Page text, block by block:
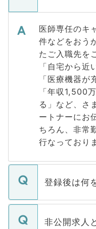
医師専任のキ
件などをおう
たご入職先を
「自宅から近
「医療機器が
「年収1,500
る」など、さ
ートナーにお
ちろん、非常
行なっており
登録後は何
ご登録いただ
登録内容を確
非公開求人